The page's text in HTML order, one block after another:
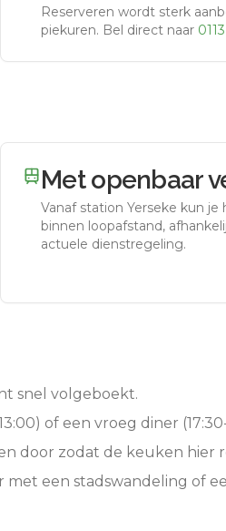
Reserveren wordt sterk
piekuren. Bel direct naar
Met openbaar
Vanaf station Yerseke kun je
binnen loopafstand,
actuele dienstregeling.
snel volgeboekt.
of een vroeg diner
door zodat de keuken hier
een stadswandeling of